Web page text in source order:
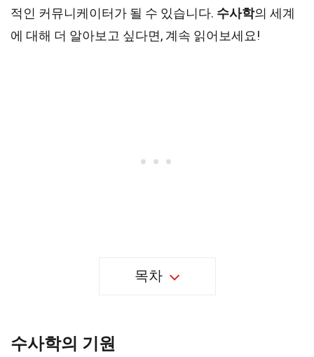
적인 커뮤니케이터가 될 수 있습니다. 수사학의 세계
에 대해 더 알아보고 싶다면, 계속 읽어보세요!
목차
수사학의 기원